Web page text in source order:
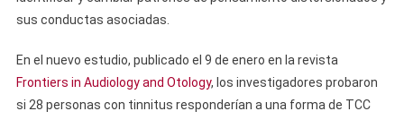
sus conductas asociadas.
En el nuevo estudio, publicado el 9 de enero en la revista
Frontiers in Audiology and Otology, los investigadores probaron
si 28 personas con tinnitus responderían a una forma de TCC